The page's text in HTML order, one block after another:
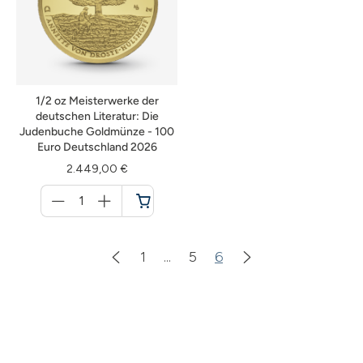
1/2 oz Meisterwerke der
deutschen Literatur: Die
Judenbuche Goldmünze - 100
Euro Deutschland 2026
2.449,00 €
für
Warenkorb
1 ... 5 6